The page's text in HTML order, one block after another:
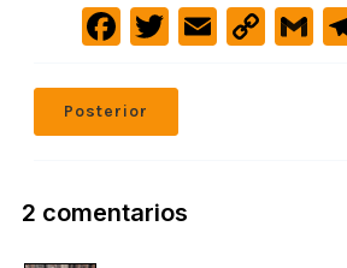
F
c
e
o
T
it
te
E
C G
Posterior
2 comentarios